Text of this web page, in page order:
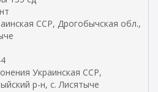
ССР, Дрогобычская обл.,
Украинская ССР,
р-н, с. Лисятыче